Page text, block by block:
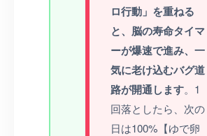
ロ行動」を重ねる
と、脳の寿命タイマ
ーが爆速で進み、一
気に老け込むバグ道
路が開通します。1
回落としたら、次の
日は100%【ゆで卵